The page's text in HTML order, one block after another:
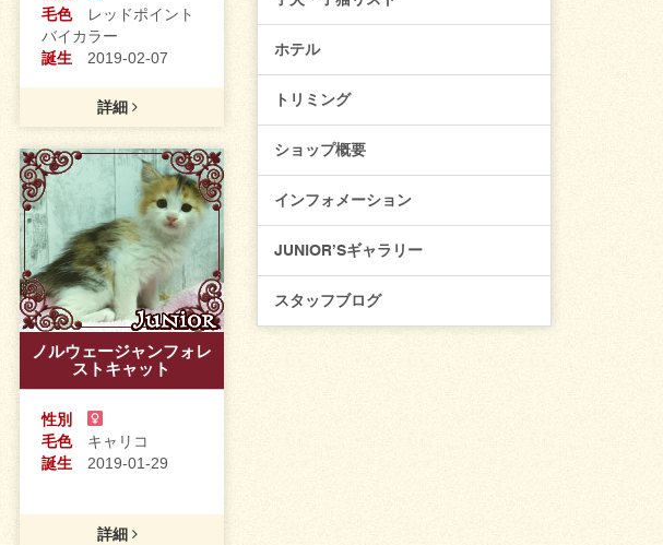
毛色レッドポイント
バイカラー
誕生 2019-02-07
詳細
ノルウェージャンフォレ
ストキャット
性別
毛色キャリコ
誕生 2019-01-29
詳細
ホテル
トリミング
ショップ概要
インフォメーション
JUNIOR’Sギャラリー
スタッフブログ